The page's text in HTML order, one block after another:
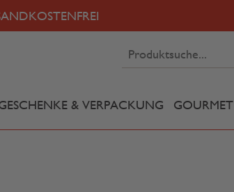
& VERPACKUNG GOURMET